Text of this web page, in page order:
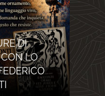
DI
LO